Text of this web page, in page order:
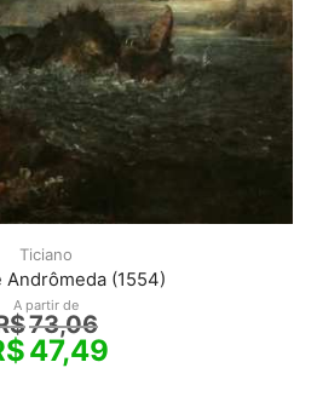
Ticiano
Andrômeda (1554)
A partir de
73,06
47,49